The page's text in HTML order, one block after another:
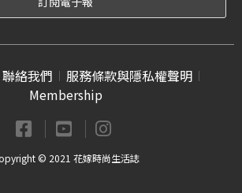
聯絡我們
服務條款與隱私權聲明
Membership
© 2021 花嫁時尚生活誌